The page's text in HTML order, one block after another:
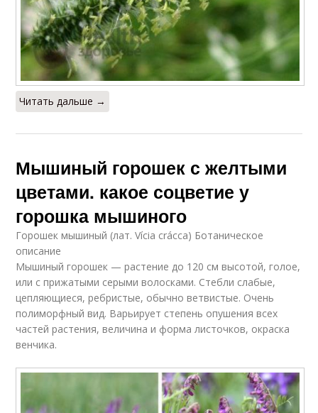
Читать дальше →
Мышиный горошек с желтыми
цветами. какое соцветие у
горошка мышиного
Горошек мышиный (лат. Vícia crácca) Ботаническое
описание
Мышиный горошек — растение до 120 см высотой, голое,
или с прижатыми серыми волосками. Стебли слабые,
цепляющиеся, ребристые, обычно ветвистые. Очень
полиморфный вид. Варьирует степень опушения всех
частей растения, величина и форма листочков, окраска
венчика.